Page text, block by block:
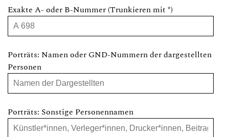
Exakte A- oder B-Nummer (Trunkieren mit *)
Porträts: Namen oder GND-Nummern der dargestellten
Personen
Porträts: Sonstige Personennamen